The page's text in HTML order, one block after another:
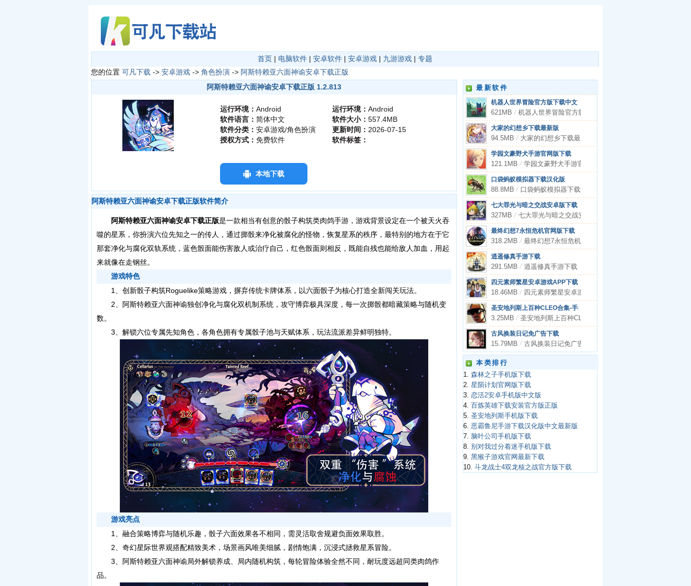
首页 | 电脑软件 | 安卓软件 | 安卓游戏 | 九游游戏 | 专题
您的位置 可凡下载 -> 安卓游戏 -> 角色扮演 -> 阿斯特赖亚六面神谕安卓下载正版
阿斯特赖亚六面神谕安卓下载正版 1.2.813
运行环境： Android
软件语言： 简体中文
软件分类： 安卓游戏/角色扮演
授权方式： 免费软件
运行环境： Android
软件大小： 557.4MB
更新时间： 2026-07-15
软件标签：
本地下载
阿斯特赖亚六面神谕安卓下载正版软件简介
阿斯特赖亚六面神谕安卓下载正版是一款相当有创意的骰子构筑类肉鸽手游，游戏背景设定在一个被天火吞
噬的星系，你扮演六位先知之一的传人，通过掷骰来净化被腐化的怪物，恢复星系的秩序，最特别的地方在于它
那套净化与腐化双轨系统，蓝色骰面能伤害敌人或治疗自己，红色骰面则相反，既能自残也能给敌人加血，用起
来就像在走钢丝。
游戏特色
1、创新骰子构筑Roguelike策略游戏，摒弃传统卡牌体系，以六面骰子为核心打造全新闯关玩法。
2、阿斯特赖亚六面神谕独创净化与腐化双机制系统，攻守博弈极具深度，每一次掷骰都暗藏策略与随机变
数。
3、解锁六位专属先知角色，各角色拥有专属骰子池与天赋体系，玩法流派差异鲜明独特。
游戏亮点
1、融合策略博弈与随机乐趣，骰子六面效果各不相同，需灵活取舍规避负面效果取胜。
2、奇幻星际世界观搭配精致美术，场景画风唯美细腻，剧情饱满，沉浸式拯救星系冒险。
3、阿斯特赖亚六面神谕局外解锁养成、局内随机构筑，每轮冒险体验全然不同，耐玩度远超同类肉鸽作
品。
最新软件
机器人世界冒险官方版下载中文
621MB/ 机器人世界冒险官方版下载中文
大家的幻想乡下载最新版
94.5MB/ 大家的幻想乡下载最新版
学园文豪野犬手游官网版下载
121.1MB/ 学园文豪野犬手游官网版下载
口袋蚂蚁模拟器下载汉化版
88.8MB/ 口袋蚂蚁模拟器下载汉化版
七大罪光与暗之交战安卓版下载
327MB/ 七大罪光与暗之交战安卓版下载
最终幻想7永恒危机官网版下载
318.2MB/ 最终幻想7永恒危机官网版下载
逍遥修真手游下载
291.5MB/ 逍遥修真手游下载
四元素师繁星安卓游戏APP下载
18.46MB/ 四元素师繁星安卓游戏APP下载
圣安地列斯上百种CLEO合集-手机内存版游戏APP下载
3.25MB/ 圣安地列斯上百种CLEO合集-手机内存版游戏APP下载
古风换装日记免广告下载
15.79MB/ 古风换装日记免广告下载
本类排行
1. 森林之子手机版下载
2. 星陨计划官网版下载
3. 恋活2安卓手机版中文版
4. 百炼英雄下载安装官方版正版
5. 圣安地列斯手机版下载
6. 恶霸鲁尼手游下载汉化版中文最新版
7. 脑叶公司手机版下载
8. 别对我过分着迷手机版下载
9. 黑猴子游戏官网最新下载
10. 斗龙战士4双龙核之战官方版下载